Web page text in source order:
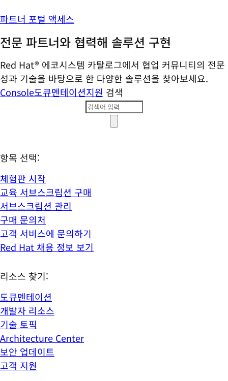
파트너 포털 액세스
전문 파트너와 협력해 솔루션 구현
Red Hat® 에코시스템 카탈로그에서 협업 커뮤니티의 전문
성과 기술을 바탕으로 한 다양한 솔루션을 찾아보세요.
Console도큐멘테이션지원 검색
항목 선택:
체험판 시작
교육 서브스크립션 구매
서브스크립션 관리
구매 문의처
고객 서비스에 문의하기
Red Hat 채용 정보 보기
리소스 찾기:
도큐멘테이션
개발자 리소스
기술 토픽
Architecture Center
보안 업데이트
고객 지원